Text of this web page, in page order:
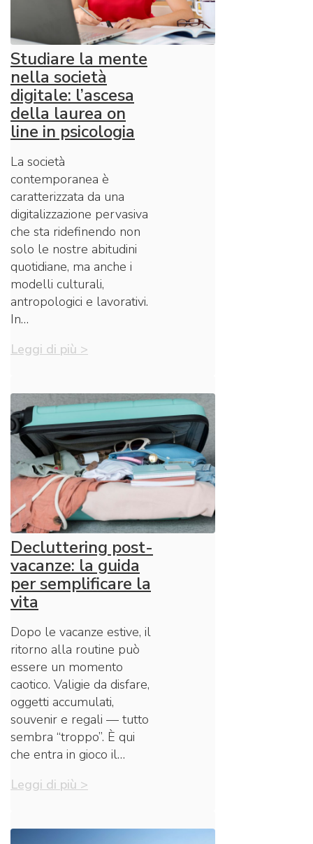
Studiare la mente
nella società
digitale: l’ascesa
della laurea on
line in psicologia
La società
contemporanea è
caratterizzata da una
digitalizzazione pervasiva
che sta ridefinendo non
solo le nostre abitudini
quotidiane, ma anche i
modelli culturali,
antropologici e lavorativi.
In…
Leggi di più >
Decluttering post-
vacanze: la guida
per semplificare la
vita
Dopo le vacanze estive, il
ritorno alla routine può
essere un momento
caotico. Valigie da disfare,
oggetti accumulati,
souvenir e regali — tutto
sembra “troppo”. È qui
che entra in gioco il…
Leggi di più >